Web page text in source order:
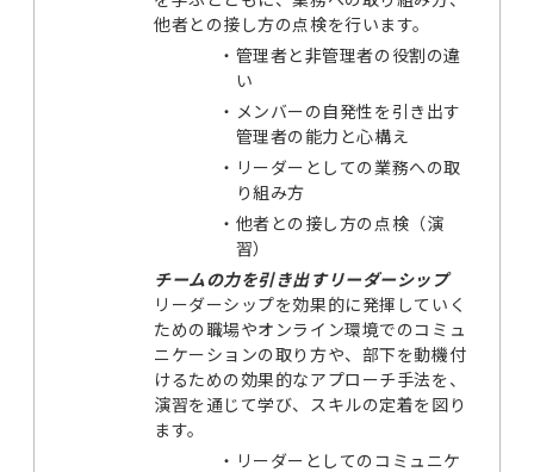
他者との接し方の点検を行います。
・ 管理者と非管理者の役割の違
い
・ メンバーの自発性を引き出す
管理者の能力と心構え
・ リーダーとしての業務への取
り組み方
・ 他者との接し方の点検（演
習）
チームの力を引き出すリーダーシップ
リーダーシップを効果的に発揮していく
ための職場やオンライン環境でのコミュ
ニケーションの取り方や、部下を動機付
けるための効果的なアプローチ手法を、
演習を通じて学び、スキルの定着を図り
ます。
・ リーダーとしてのコミュニケ